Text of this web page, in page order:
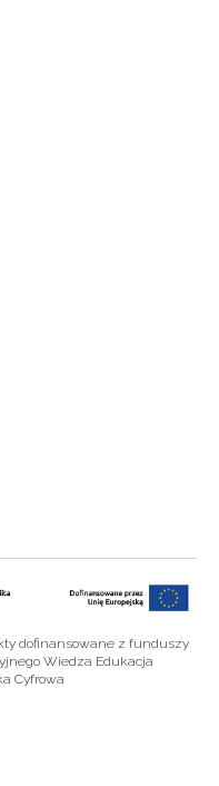
dofinansowane z funduszy
Wiedza Edukacja
Cyfrowa